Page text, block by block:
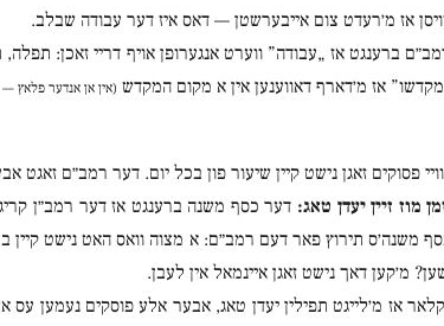
אז מ׳רעדט צום אייבערשטן — דאס איז דער עבודה שבלב.
ברענגט אז „עבודה” ווערט אנגערופן אויף דריי זאכן:
אז מ׳דארף דאווענען אין א מקום המקדש (אין אן אנדער פלאץ —
פסוקים זאגן נישט קיין שיעור פון בכל יום. דער רמב״ם זאגט
זיין יעדן טאג: דער כסף משנה ברענגט אז דער רמב״ן
משנה׳ס תירוץ פאר דעם רמב״ם: א מצוה וואס האט נישט קיין
מ׳קען דאך נישט זאגן איינמאל אין לעבן.
אז מ׳לייגט תפילין יעדן טאג, אבער אלע פוסקים נעמען